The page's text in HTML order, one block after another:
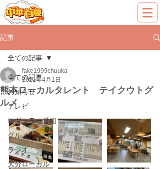
記事
全ての記事
お知らせ
テレビ
レギュラー番組
グルメ
ラジオ
大分ローカル
全ての記事
熊本ローカルタレント テイクウトグ
ルメ
fake1999chuuka
2021年4月1日